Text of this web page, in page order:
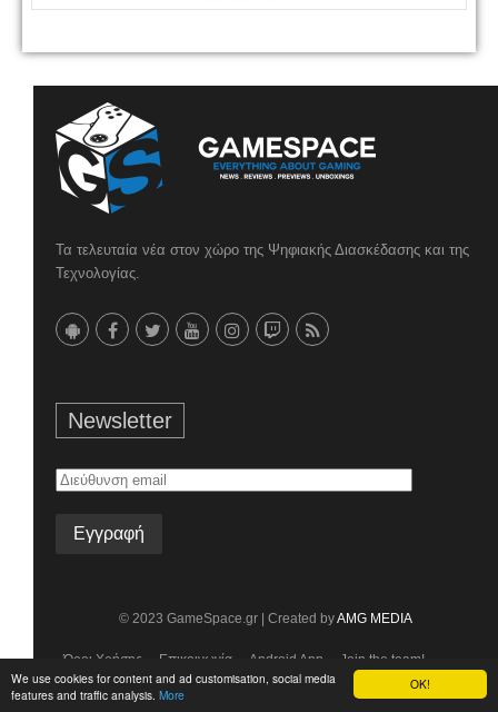
OK!
We use cookies for content and ad customisation, social media
features and traffic analysis. More
Τα τελευταία νέα στον χώρο της Ψηφιακής Διασκέδασης και της
Τεχνολογίας.
Newsletter
Διεύθυνση
© 2023 GameSpace.gr | Created byAMG MEDIA
Όροι Χρήσης Επικοινωνία Android App Join the team!